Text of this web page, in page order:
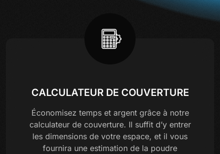
CALCULATEUR DE COUVERTURE
Économisez temps et argent grâce à notre
calculateur de couverture. Il suffit d’y entrer
les dimensions de votre espace, et il vous
fournira une estimation de la poudre